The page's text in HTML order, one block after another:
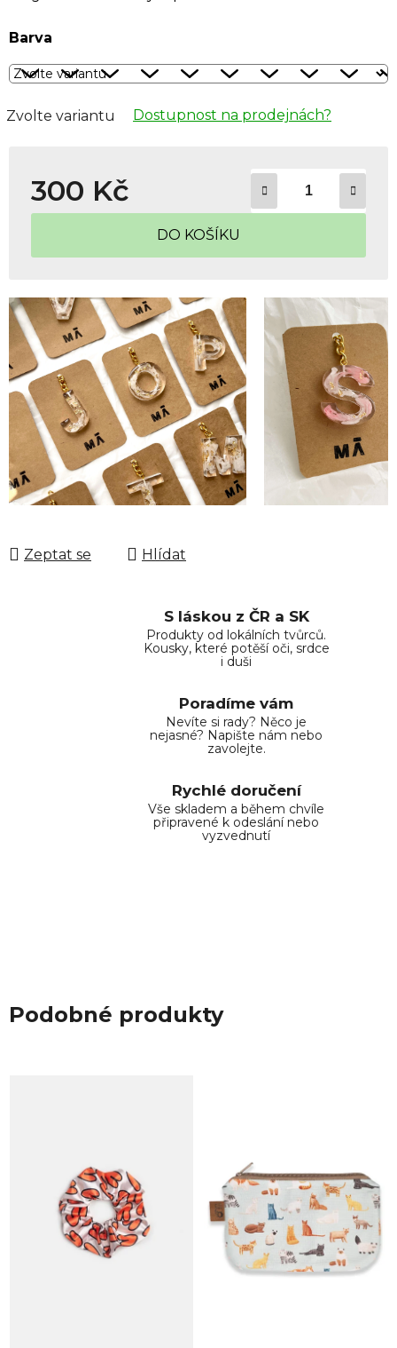
Barva
Zvolte variantu Dostupnost na prodejnách?
300 Kč
Měrná cena:
DO KOŠÍKU
Zeptat se Hlídat
S láskou z ČR a SK
Produkty od lokálních tvůrců.
Kousky, které potěší oči, srdce
i duši
Poradíme vám
Nevíte si rady? Něco je
nejasné? Napište nám nebo
zavolejte.
Rychlé doručení
Vše skladem a během chvíle
připravené k odeslání nebo
vyzvednutí
Podobné produkty